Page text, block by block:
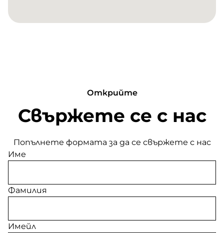
Открийте
Свържете се с нас
Попълнете формата за да се свържете с нас
Име
Фамилия
Имейл